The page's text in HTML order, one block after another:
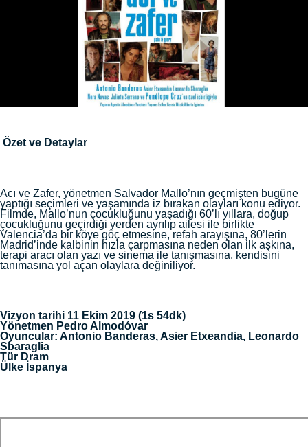
Özet ve Detaylar
Acı ve Zafer, yönetmen Salvador Mallo’nın geçmişten bugüne
yaptığı seçimleri ve yaşamında iz bırakan olayları konu ediyor.
Filmde, Mallo’nun çocukluğunu yaşadığı 60’lı yıllara, doğup
çocukluğunu geçirdiği yerden ayrılıp ailesi ile birlikte
Valencia’da bir köye göç etmesine, refah arayışına, 80’lerin
Madrid’inde kalbinin hızla çarpmasına neden olan ilk aşkına,
terapi aracı olan yazı ve sinema ile tanışmasına, kendisini
tanımasına yol açan olaylara değiniliyor.
Vizyon tarihi 11 Ekim 2019 (1s 54dk)
Yönetmen Pedro Almodóvar
Oyuncular: Antonio Banderas, Asier Etxeandia, Leonardo
Sbaraglia
Tür Dram
Ülke İspanya